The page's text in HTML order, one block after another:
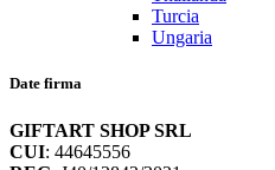
Turcia
Ungaria
Date firma
GIFTART SHOP SRL
CUI: 44645556